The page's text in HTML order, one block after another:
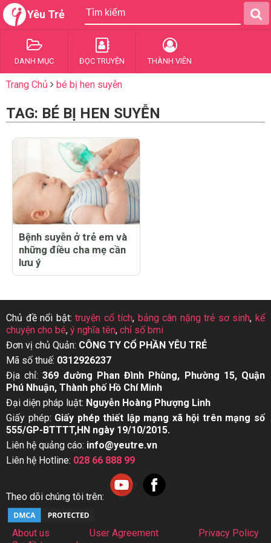
Yêu Trẻ
DANH MỤC ĐỌC TRUYỆN THÀNH VIÊN
Trang Chủ bé bị hen suyễn
TAG: BÉ BỊ HEN SUYỄN
Bệnh suyễn ở trẻ em và
những điều cha mẹ cần
lưu ý
Chủ đề nổi bật:truyện cổ tích, bảng cân nặng trẻ sơ sinh,kể
chuyện cho bé, ý nghĩa tên, chỉ số bmi
Đơn vị chủ Quản: CÔNG TY CỔ PHẦN YÊU TRẺ
Mã số thuế: 0312926237
Địa chỉ:369 đường Phan Đình Phùng, Phường 15, Quận
Phú Nhuận, Thành phố Hồ Chí Minh
Đại diện pháp luật: Nguyễn Hoàng Phượng Linh
Giấy phép: Giấy phép thiết lập mạng xã hội trên mạng số
555/GP-BTTTT,HN ngày 19/10/2015.
Liên hệ quảng cáo: info@yeutre.vn
Liên hệ Hotline: 028 66 888 99
Theo dõi chúng tôi trên:
About us User Agreement
Privacy Policy